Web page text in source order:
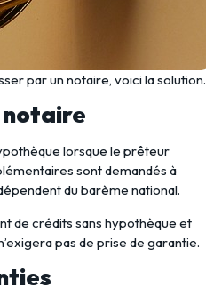
par un notaire, voici la solution.
notaire
lorsque le prêteur
sont demandés à
du barème national.
de crédits sans hypothèque et
pas de prise de garantie.